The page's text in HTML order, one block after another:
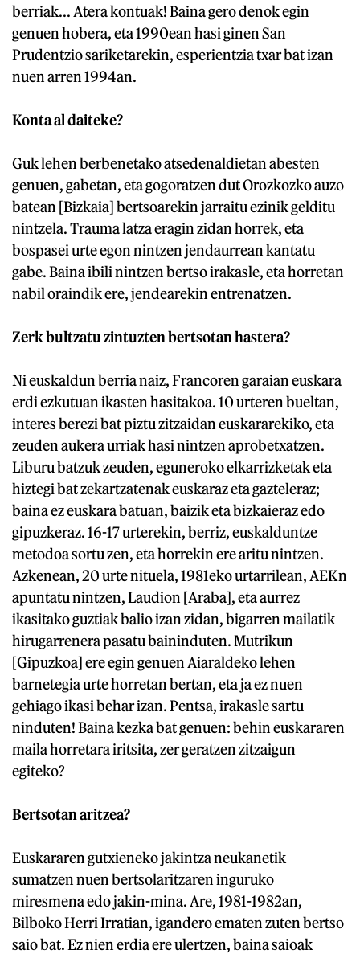
berriak... Atera kontuak! Baina gero denok egin
genuen hobera, eta 1990ean hasi ginen San
Prudentzio sariketarekin, esperientzia txar bat izan
nuen arren 1994an.
Konta al daiteke?
Guk lehen berbenetako atsedenaldietan abesten
genuen, gabetan, eta gogoratzen dut Orozkozko auzo
batean [Bizkaia] bertsoarekin jarraitu ezinik gelditu
nintzela. Trauma latza eragin zidan horrek, eta
bospasei urte egon nintzen jendaurrean kantatu
gabe. Baina ibili nintzen bertso irakasle, eta horretan
nabil oraindik ere, jendearekin entrenatzen.
Zerk bultzatu zintuzten bertsotan hastera?
Ni euskaldun berria naiz, Francoren garaian euskara
erdi ezkutuan ikasten hasitakoa. 10 urteren bueltan,
interes berezi bat piztu zitzaidan euskararekiko, eta
zeuden aukera urriak hasi nintzen aprobetxatzen.
Liburu batzuk zeuden, eguneroko elkarrizketak eta
hiztegi bat zekartzatenak euskaraz eta gazteleraz;
baina ez euskara batuan, baizik eta bizkaieraz edo
gipuzkeraz. 16-17 urterekin, berriz, euskalduntze
metodoa sortu zen, eta horrekin ere aritu nintzen.
Azkenean, 20 urte nituela, 1981eko urtarrilean, AEKn
apuntatu nintzen, Laudion [Araba], eta aurrez
ikasitako guztiak balio izan zidan, bigarren mailatik
hirugarrenera pasatu baininduten. Mutrikun
[Gipuzkoa] ere egin genuen Aiaraldeko lehen
barnetegia urte horretan bertan, eta ja ez nuen
gehiago ikasi behar izan. Pentsa, irakasle sartu
ninduten! Baina kezka bat genuen: behin euskararen
maila horretara iritsita, zer geratzen zitzaigun
egiteko?
Bertsotan aritzea?
Euskararen gutxieneko jakintza neukanetik
sumatzen nuen bertsolaritzaren inguruko
miresmena edo jakin-mina. Are, 1981-1982an,
Bilboko Herri Irratian, igandero ematen zuten bertso
saio bat. Ez nien erdia ere ulertzen, baina saioak